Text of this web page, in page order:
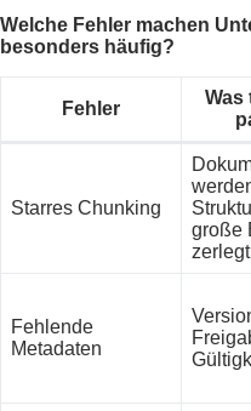
Welche Fehler machen
besonders häufig?
Fehler
Was
Starres Chunking
große
zerlegt
Fehlende
Metadaten